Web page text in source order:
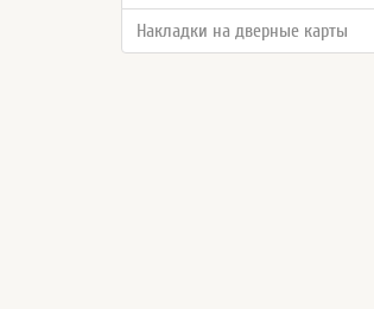
Накладки на дверные карты